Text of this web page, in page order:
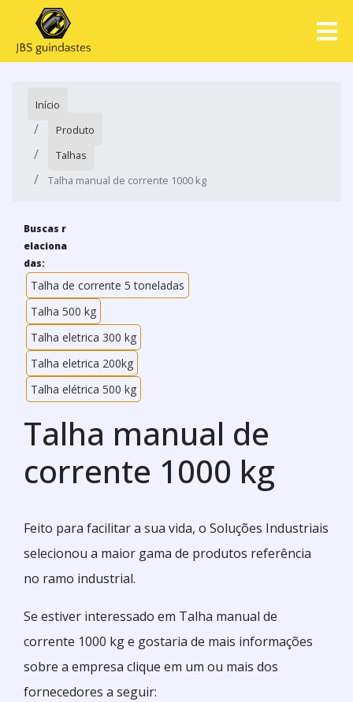
Início
Produto
Talhas
Talha manual de corrente 1000 kg
Buscas r
elaciona
das:
Talha de corrente 5 toneladas
Talha 500 kg
Talha eletrica 300 kg
Talha eletrica 200kg
Talha elétrica 500 kg
Talha manual de
corrente 1000 kg
Feito para facilitar a sua vida, o Soluções Industriais
selecionou a maior gama de produtos referência
no ramo industrial.
Se estiver interessado em Talha manual de
corrente 1000 kg e gostaria de mais informações
sobre a empresa clique em um ou mais dos
fornecedores a seguir: